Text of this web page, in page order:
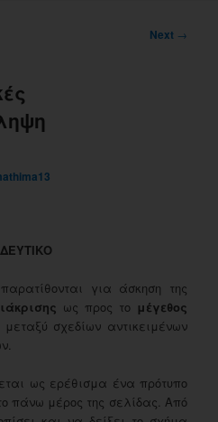
Next →
για άσκηση της
ως προς το μέγεθος
σχεδίων αντικειμένων
ως ερέθισμα ένα πρότυπο
πάνω μέρος της σελίδας. Από